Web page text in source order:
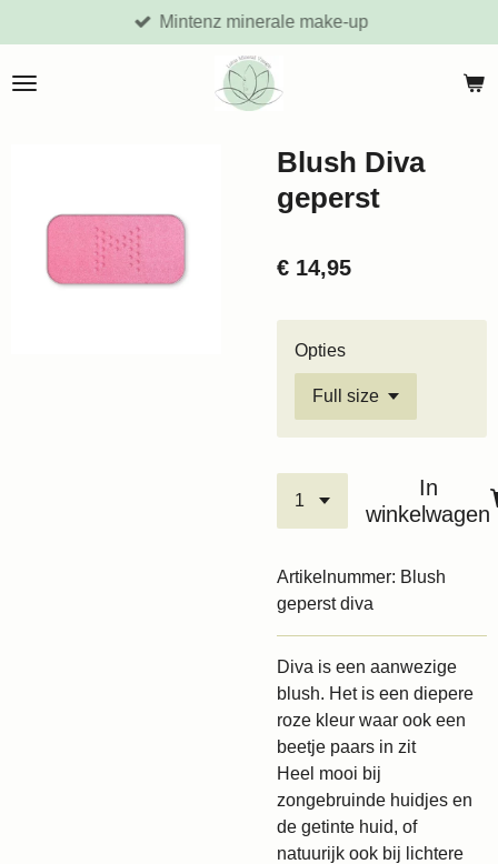
direct
naar
Mintenz minerale make-up
Blush Diva
geperst
€ 14,95
Opties
In
winkelwagen
Artikelnummer: Blush
geperst diva
Diva is een aanwezige
blush. Het is een diepere
roze kleur waar ook een
beetje paars in zit
Heel mooi bij
zongebruinde huidjes en
de getinte huid, of
natuurijk ook bij lichtere